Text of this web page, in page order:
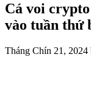
Cá voi
vào tuần thứ
Tháng Chín 21, 2024